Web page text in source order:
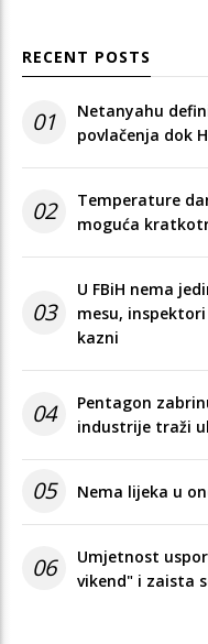
RECENT POSTS
01
Netanyahu
povlačenja dok
02
Temperature
moguća
03
U FBiH nema
mesu,
kazni
04
Pentagon
industrije traži
05 Nema lijeka u
06
Umjetnost
vikend" i zaista